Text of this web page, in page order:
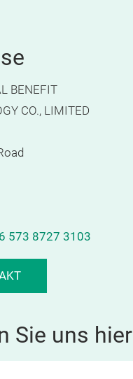
BENEFIT
CO., LIMITED
573 8727 3103
Sie uns hier